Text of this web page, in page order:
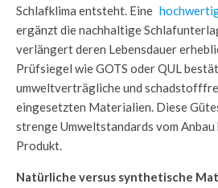
Schlafklima entsteht. Eine
ergänzt die nachhaltige
verlängert deren Lebensdauer
Prüfsiegel wie GOTS oder QUL
umweltverträgliche und
eingesetzten Materialien. Diese
strenge Umweltstandards vom
Produkt.
Natürliche versus synthetische